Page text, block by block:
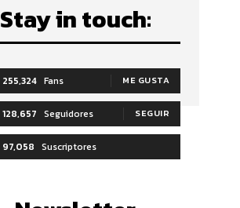
Stay in touch:
255,324 Fans ME GUSTA
128,657 Seguidores SEGUIR
97,058 Suscriptores